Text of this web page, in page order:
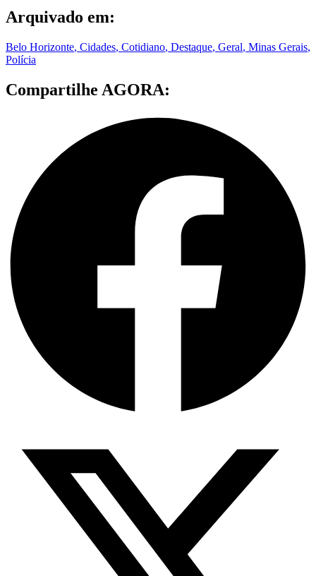
Arquivado em:
Belo Horizonte, Cidades, Cotidiano, Destaque, Geral, Minas Gerais,
Polícia
Compartilhe AGORA: